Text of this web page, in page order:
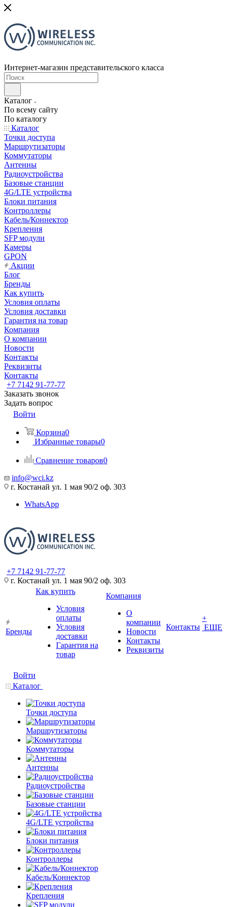
Интернет-магазин представительского класса
Каталог
По всему сайту
По каталогу
Каталог
Точки доступа
Маршрутизаторы
Коммутаторы
Антенны
Радиоустройства
Базовые станции
4G/LTE устройства
Блоки питания
Контроллеры
Кабель/Коннектор
Крепления
SFP модули
Камеры
GPON
Акции
Блог
Бренды
Как купить
Условия оплаты
Условия доставки
Гарантия на товар
Компания
О компании
Новости
Контакты
Реквизиты
Контакты
+7 7142 91-77-77
Заказать звонок
Задать вопрос
Войти
Корзина0
Избранные товары0
Сравнение товаров0
info@wci.kz
г. Костанай ул. 1 мая 90/2 оф. 303
WhatsApp
+7 7142 91-77-77
г. Костанай ул. 1 мая 90/2 оф. 303
Бренды
Как купить
Условия
оплаты
Условия
доставки
Гарантия на
товар
Компания
О
компании
Новости
Контакты
Реквизиты
Контакты
+
ЕЩЕ
Войти
Каталог
Точки доступа
Маршрутизаторы
Коммутаторы
Антенны
Радиоустройства
Базовые станции
4G/LTE устройства
Блоки питания
Контроллеры
Кабель/Коннектор
Крепления